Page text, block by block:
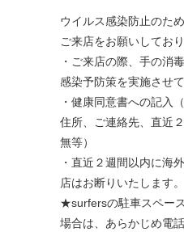
ウイルス感染防止のた
ご来店をお願いしており
・ご来店の際、手の消
感染予防策を実施させ
・健康同意書への記入
住所、ご連絡先、直近
無等）
・直近２週間以内に海
店はお断りいたします。
★surfersの駐車スペー
場合は、あらかじめ電